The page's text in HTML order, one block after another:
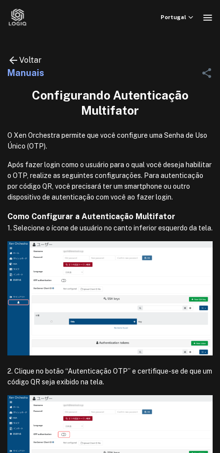
Portugal
Voltar
Manuais
Configurando Autenticação
Multifator
O Xen Orchestra permite que você configure uma Senha de Uso
Único (OTP).
Após fazer login como o usuário para o qual você deseja habilitar
o OTP, realize as seguintes configurações. Para autenticação
por código QR, você precisará ter um smartphone ou outro
dispositivo de autenticação com você ao fazer login.
Como Configurar a Autenticação Multifator
1. Selecione o ícone de usuário no canto inferior esquerdo da tela.
2. Clique no botão “Autenticação OTP” e certifique-se de que um
código QR seja exibido na tela.